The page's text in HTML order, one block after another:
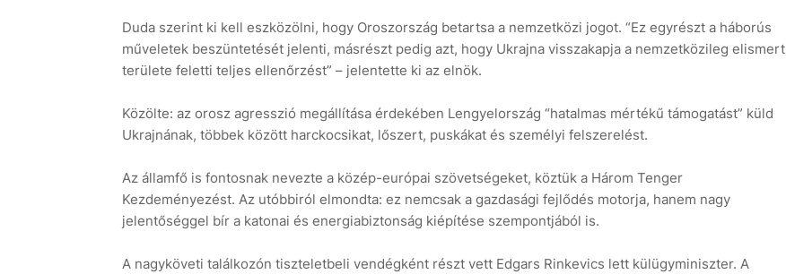
Duda szerint ki kell eszközölni, hogy Oroszország betartsa a nemzetközi jogot. “Ez egyrészt a háborús
műveletek beszüntetését jelenti, másrészt pedig azt, hogy Ukrajna visszakapja a nemzetközileg elismert
területe feletti teljes ellenőrzést” – jelentette ki az elnök.
Közölte: az orosz agresszió megállítása érdekében Lengyelország “hatalmas mértékű támogatást” küld
Ukrajnának, többek között harckocsikat, lőszert, puskákat és személyi felszerelést.
Az államfő is fontosnak nevezte a közép-európai szövetségeket, köztük a Három Tenger
Kezdeményezést. Az utóbbiról elmondta: ez nemcsak a gazdasági fejlődés motorja, hanem nagy
jelentőséggel bír a katonai és energiabiztonság kiépítése szempontjából is.
A nagyköveti találkozón tiszteletbeli vendégként részt vett Edgars Rinkevics lett külügyminiszter. A